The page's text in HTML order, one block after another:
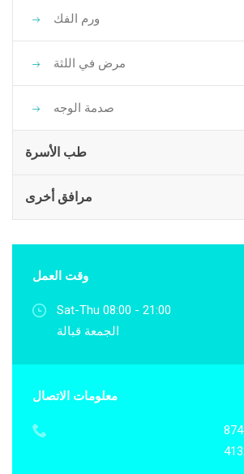
ورم الفك
مرض في اللثة
صدمة الوجه
طب الأسرة
مرافق أخرى
وقت العمل
Sat-Thu 08:00 - 21:00
الجمعة قبالة
معلومات الاتصال